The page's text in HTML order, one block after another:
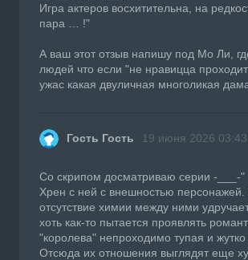
Игра актеров восхитительна, на
пара … !"
А ваш этот отзыв напишу под Мо Ли,
людей что если "не нравицца
ужас какая двуличная многоликая
Гость Гость 19 июня 2026 03:43
Со скрипом досматриваю серии -___-"
Хрен с ней с внешностью
отсутствие химии между ними
хоть как-то пытается проявлять
"королева" непроходимо тупая и жутко
Отсюда их отношения выглядят еще